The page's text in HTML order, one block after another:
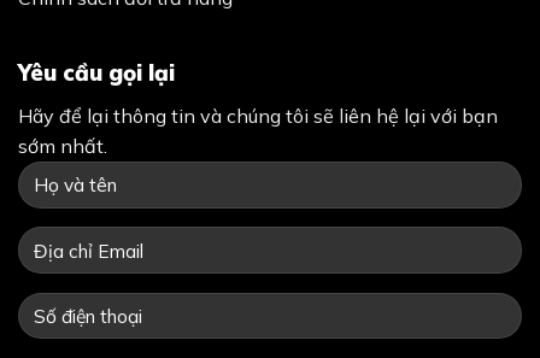
Yêu cầu gọi lại
Hãy để lại thông tin và chúng tôi sẽ liên hệ lại với bạn
sớm nhất.